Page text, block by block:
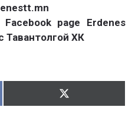
page Erdenes
Тавантолгой ХК
Түгээх:
Т
ү